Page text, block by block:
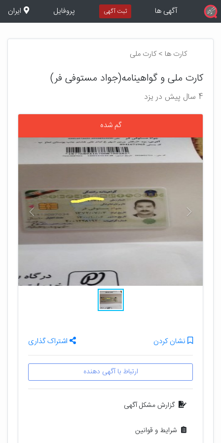
آگهی ها ثبت آگهی پروفایل ایران
کارت ها > کارت ملی
کارت ملی و گواهینامه(جواد مستوفی فر)
4 سال پیش در یزد
گم شده
بعدی
نشان کردن اشتراک گذاری
ارتباط با آگهی دهنده
گزارش مشکل آگهی
شرایط و قوانین